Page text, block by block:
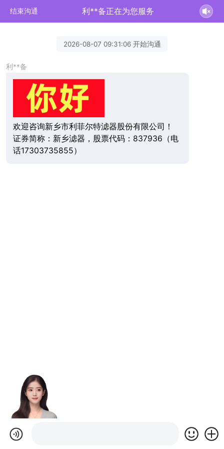
结束沟通 利**备正在为您服务
2026-08-07 09:31:06 开始沟通
利**备
欢迎咨询新乡市利菲尔特滤器股份有限公司！
证券简称：新乡滤器，股票代码：837936（电
话17303735855）